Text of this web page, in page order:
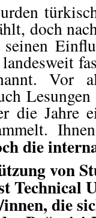
doch
Vor
die Jahre
die
von
Technical
die